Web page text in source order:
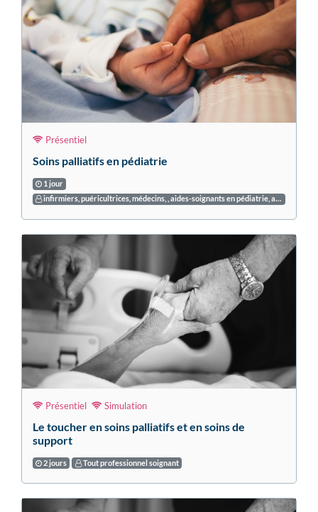
Présentiel
Soins palliatifs en pédiatrie
1 jour
infirmiers, puéricultrices, médecins, , aides-soignants en pédiatrie, auxiliaires de puériculture, psychologues, kinésithérapeutes, éducateurs de jeunes enfants, enseignants
Présentiel Simulation
Le toucher en soins palliatifs et en soins de
support
2 jours Tout professionnel soignant